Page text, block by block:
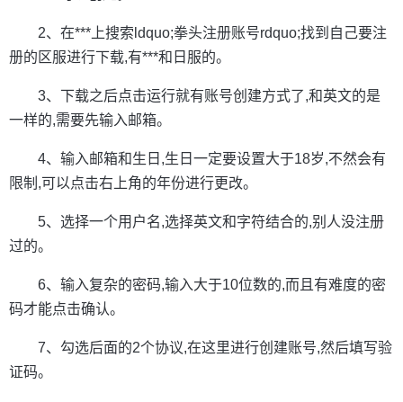
2、在***上搜索ldquo;拳头注册账号rdquo;找到自己要注
册的区服进行下载,有***和日服的。
3、下载之后点击运行就有账号创建方式了,和英文的是
一样的,需要先输入邮箱。
4、输入邮箱和生日,生日一定要设置大于18岁,不然会有
限制,可以点击右上角的年份进行更改。
5、选择一个用户名,选择英文和字符结合的,别人没注册
过的。
6、输入复杂的密码,输入大于10位数的,而且有难度的密
码才能点击确认。
7、勾选后面的2个协议,在这里进行创建账号,然后填写验
证码。